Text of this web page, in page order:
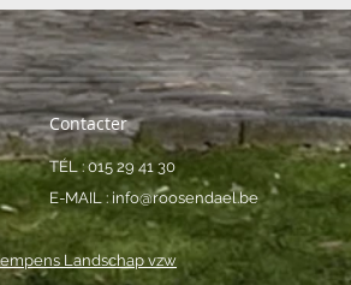
Contacter
Landschap vzw
TÉL : 015 29 41 30
E-MAIL : info@roosendael.be